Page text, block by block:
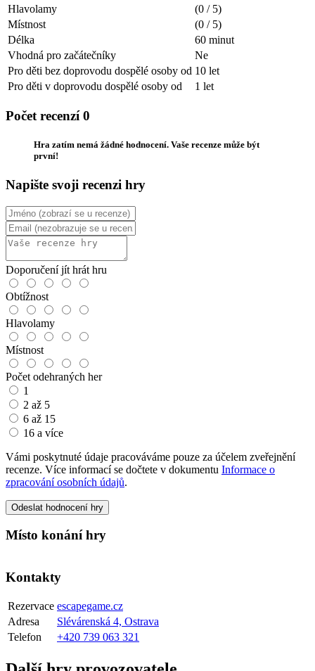
Hlavolamy
(0 / 5)
Místnost
(0 / 5)
Délka
60 minut
Vhodná pro začátečníky
Ne
Pro děti bez doprovodu dospělé osoby od 10 let
Pro děti v doprovodu dospělé osoby od
1 let
Počet recenzí 0
Hra zatím nemá žádné hodnocení. Vaše recenze může být
první!
Napište svoji recenzi hry
Doporučení jít hrát hru
Obtížnost
Hlavolamy
Místnost
Počet odehraných her
1
2 až 5
6 až 15
16 a více
Vámi poskytnuté údaje pracováváme pouze za účelem zveřejnění
recenze. Více informací se dočtete v dokumentu Informace o
zpracování osobních údajů.
Odeslat hodnocení hry
Místo konání hry
Kontakty
Rezervace escapegame.cz
Adresa
Slévárenská 4, Ostrava
Telefon
+420 739 063 321